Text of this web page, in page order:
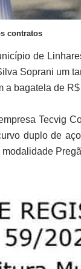
contratos
de
Soprani um
a bagatela de
Tecvig
duplo de